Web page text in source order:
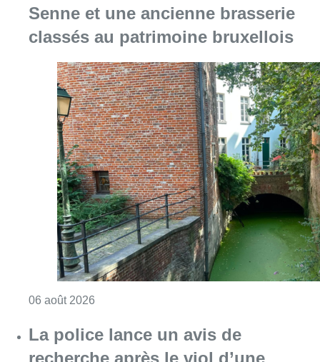
Senne et une ancienne brasserie
classés au patrimoine bruxellois
06 août 2026
La police lance un avis de